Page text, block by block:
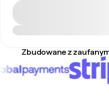
Zbudowane z